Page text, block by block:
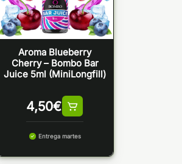
Aroma Blueberry
Cherry – Bombo Bar
Juice 5ml (MiniLongfill)
4,50€
Entrega martes